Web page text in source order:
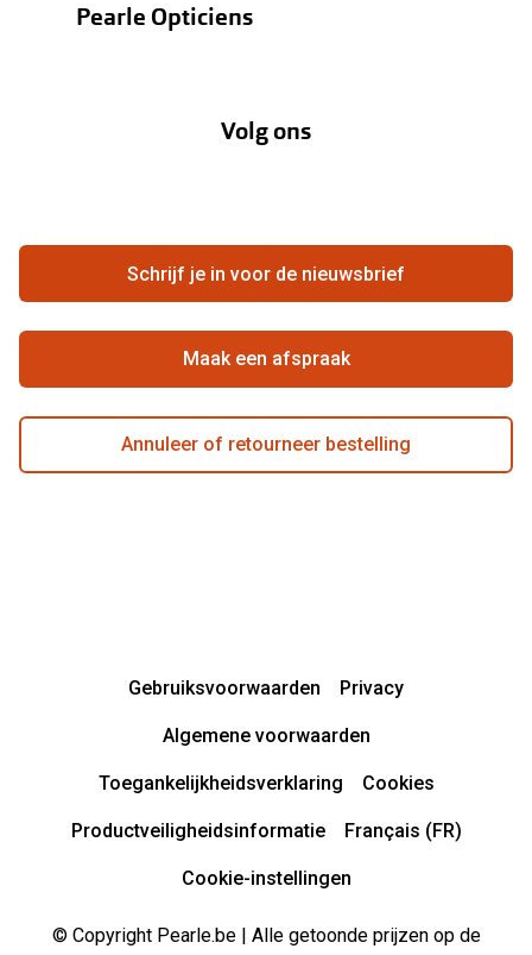
Hier de overeenkomst ontbinden
Pearle Opticiens
Beste winkelketen
Volg ons
Schrijf je in voor de nieuwsbrief
Maak een afspraak
Annuleer of retourneer bestelling
Gebruiksvoorwaarden Privacy
Algemene voorwaarden
Toegankelijkheidsverklaring Cookies
Productveiligheidsinformatie Français (FR)
Cookie-instellingen
© Copyright Pearle.be | Alle getoonde prijzen op de